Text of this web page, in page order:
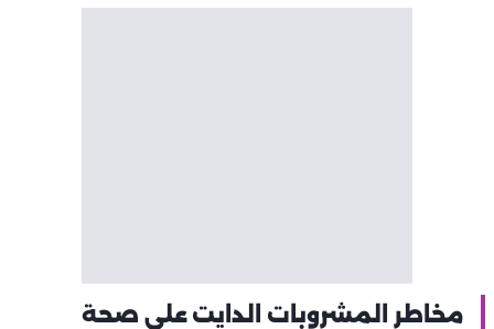
مخاطر المشروبات الدايت على صحة